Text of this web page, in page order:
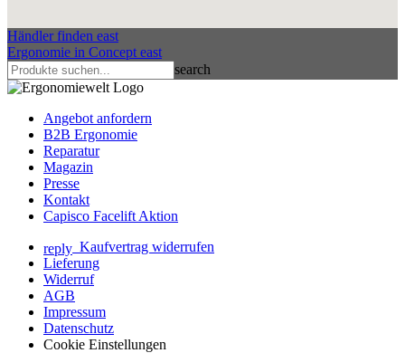
Händler finden east
Ergonomie in Concept east
search
Angebot anfordern
B2B Ergonomie
Reparatur
Magazin
Presse
Kontakt
Capisco Facelift Aktion
reply Kaufvertrag widerrufen
Lieferung
Widerruf
AGB
Impressum
Datenschutz
Cookie Einstellungen